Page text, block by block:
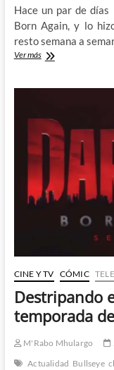
Hace un par de
Born Again, y lo
resto semana a
Ver másPrimeras
temporada
Daredevil:
Born
Again
CINE Y TV CÓMIC
Destripando
temporada
M'Rabo Mhulargo
Actualidad Bullseye